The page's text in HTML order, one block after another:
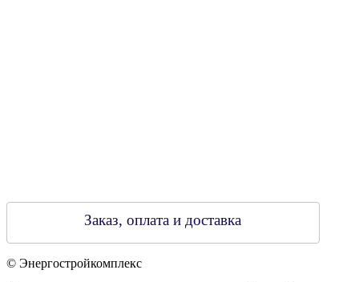
Заказ, оплата и доставка
© Энергостройкомплекс